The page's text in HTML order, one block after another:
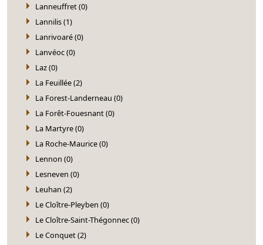
Lanneuffret (0)
Lannilis (1)
Lanrivoaré (0)
Lanvéoc (0)
Laz (0)
La Feuillée (2)
La Forest-Landerneau (0)
La Forêt-Fouesnant (0)
La Martyre (0)
La Roche-Maurice (0)
Lennon (0)
Lesneven (0)
Leuhan (2)
Le Cloître-Pleyben (0)
Le Cloître-Saint-Thégonnec (0)
Le Conquet (2)